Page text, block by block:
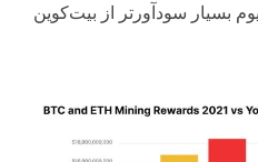
بسیار سودآورتر از بیت‌کوین